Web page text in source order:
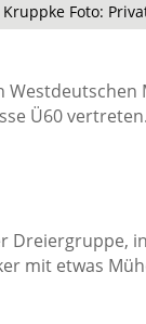
Foto:
Ü60 vertreten.
Dreiergruppe,
mit etwas